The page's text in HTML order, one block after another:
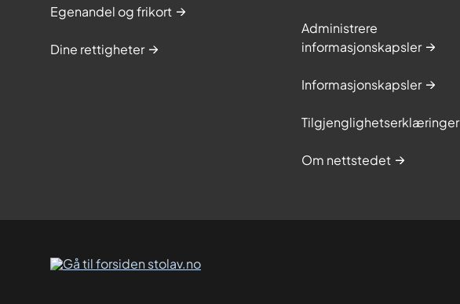
Egenandel og frikort
Dine rettigheter
Administrere
informasjonskapsler
Informasjonskapsler
Tilgjenglighetserklæringer
Om nettstedet